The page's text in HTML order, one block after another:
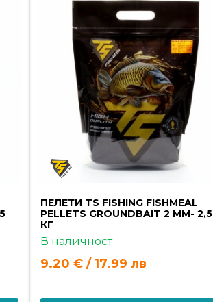
ПЕЛЕТИ TS FISHING FISHMEAL
PELLETS GROUNDBAIT 2 MM- 2,5
КГ
В наличност
9.20 € / 17.99 лв